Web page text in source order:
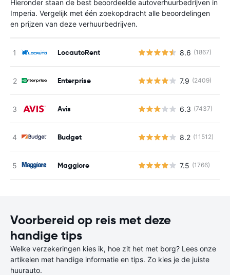
Hieronder staan de best beoordeelde autoverhuurbedrijven in
Imperia. Vergelijk met één zoekopdracht alle beoordelingen
en prijzen van deze verhuurbedrijven.
LocautoRent 8.6 (1867)
Enterprise 7.9 (2409)
Avis 6.3 (7437)
Budget 8.2 (11512)
Maggiore 7.5 (1766)
Voorbereid op reis met deze
handige tips
Welke verzekeringen kies ik, hoe zit het met borg? Lees onze
artikelen met handige informatie en tips. Zo kies je de juiste
huurauto.